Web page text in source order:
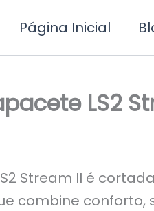
Página Inicial
LS2
Stream II é
combine